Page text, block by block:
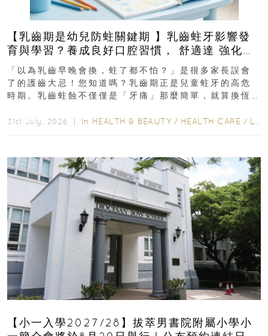
【乳齒期是幼兒防蛀關鍵期 】乳齒蛀牙影響發
育與學習？養成良好口腔習慣， 舒適達 強化琺
瑯質 兒童牙膏防護指南
「以為乳齒早晚會換，蛀了都不怕？」是很多家長誤會
了的護齒大忌！您知道嗎？乳齒期正是兒童蛀牙的高危
時期。乳齒蛀蝕不僅僅是「牙痛」那麼簡單，就算換恆
31st July, 2026 ｜ In HEALTH & BEAUTY / HEALTH CARE / LIFESTYLE
【小一入學2027/28】拔萃男書院附屬小學小